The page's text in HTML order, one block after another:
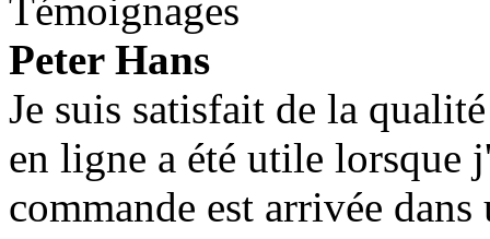
Témoignages
Peter Hans
Je suis satisfait de la
en ligne a été utile lorsque
commande est arrivée